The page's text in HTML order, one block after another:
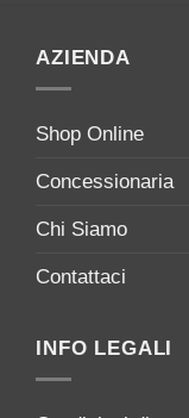
AZIENDA
Shop Online
Concessionaria
Chi Siamo
Contattaci
INFO LEGALI